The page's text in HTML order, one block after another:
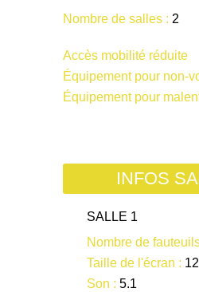
Nombre de salles : 2
Accès mobilité réduite
Équipement pour non-
Équipement pour
INFOS
SALLE 1
Nombre de
Taille de l'écran :
Son : 5.1